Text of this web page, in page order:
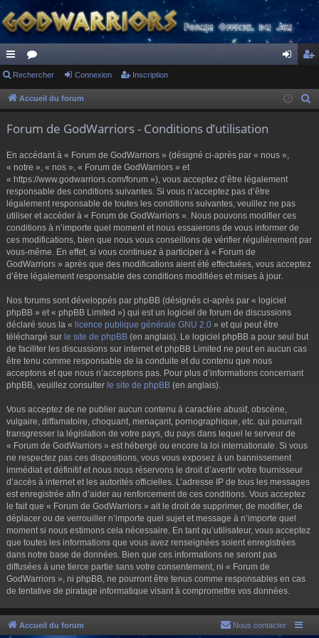
ac
co
s
or
u ne cri
Rechercher Connexion Inscription
Accueil du forum
Forum de GodWarriors - Conditions d’utilisation
En accédant à « Forum de GodWarriors » (désigné ci-après par « nous »,
« notre », « nos », « Forum de GodWarriors » et
« https://www.godwarriors.com/forum »), vous acceptez d’être légalement
responsable des conditions suivantes. Si vous n’acceptez pas d’être
légalement responsable de toutes les conditions suivantes, veuillez ne pas
utiliser et accéder à « Forum de GodWarriors ». Nous pouvons modifier ces
conditions à n’importe quel moment et nous essaierons de vous informer de
ces modifications, bien que nous vous conseillons de vérifier régulièrement par
vous-même. En effet, si vous continuez à participer à « Forum de
GodWarriors » après que des modifications aient été effectuées, vous acceptez
d’être légalement responsable des conditions modifiées et mises à jour.
Nos forums sont développés par phpBB (désignés ci-après par « logiciel
phpBB » et « phpBB Limited ») qui est un logiciel de forum de discussions
déclaré sous la « licence publique générale GNU 2.0 » et qui peut être
téléchargé sur le site de phpBB (en anglais). Le logiciel phpBB a pour seul but
de faciliter les discussions sur internet et phpBB Limited ne peut en aucun cas
être tenu comme responsable de la conduite et du contenu que nous
acceptons et que nous n’acceptons pas. Pour plus d’informations concernant
phpBB, veuillez consulter le site de phpBB (en anglais).
Vous acceptez de ne publier aucun contenu à caractère abusif, obscène,
vulgaire, diffamatoire, choquant, menaçant, pornographique, etc. qui pourrait
transgresser la législation de votre pays, du pays dans lequel le serveur de
« Forum de GodWarriors » est hébergé ou encore la loi internationale. Si vous
ne respectez pas ces dispositions, vous vous exposez à un bannissement
immédiat et définitif et nous nous réservons le droit d’avertir votre fournisseur
d’accès à internet et les autorités officielles. L’adresse IP de tous les messages
est enregistrée afin d’aider au renforcement de ces conditions. Vous acceptez
le fait que « Forum de GodWarriors » ait le droit de supprimer, de modifier, de
déplacer ou de verrouiller n’importe quel sujet et message à n’importe quel
moment si nous estimons cela nécessaire. En tant qu’utilisateur, vous acceptez
que toutes les informations que vous avez renseignées soient enregistrées
dans notre base de données. Bien que ces informations ne seront pas
diffusées à une tierce partie sans votre consentement, ni « Forum de
GodWarriors », ni phpBB, ne pourront être tenus comme responsables en cas
de tentative de piratage informatique visant à compromettre vos données.
Accueil du forum Nous contacter